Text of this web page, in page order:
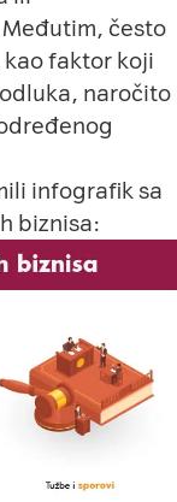
često
kao faktor koji
naročito
infografik sa
biznisa: